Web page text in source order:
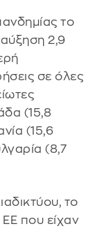
το
2,9
σε όλες
(15,8
(15,6
(8,7
το
που είχαν